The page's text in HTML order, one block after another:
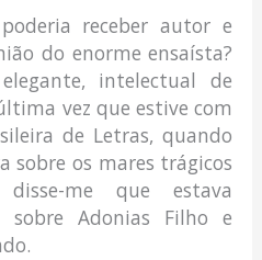
receber autor e
do enorme ensaísta?
intelectual de
vez que estive com
de Letras, quando
sobre os mares trágicos
me que estava
sobre Adonias Filho e